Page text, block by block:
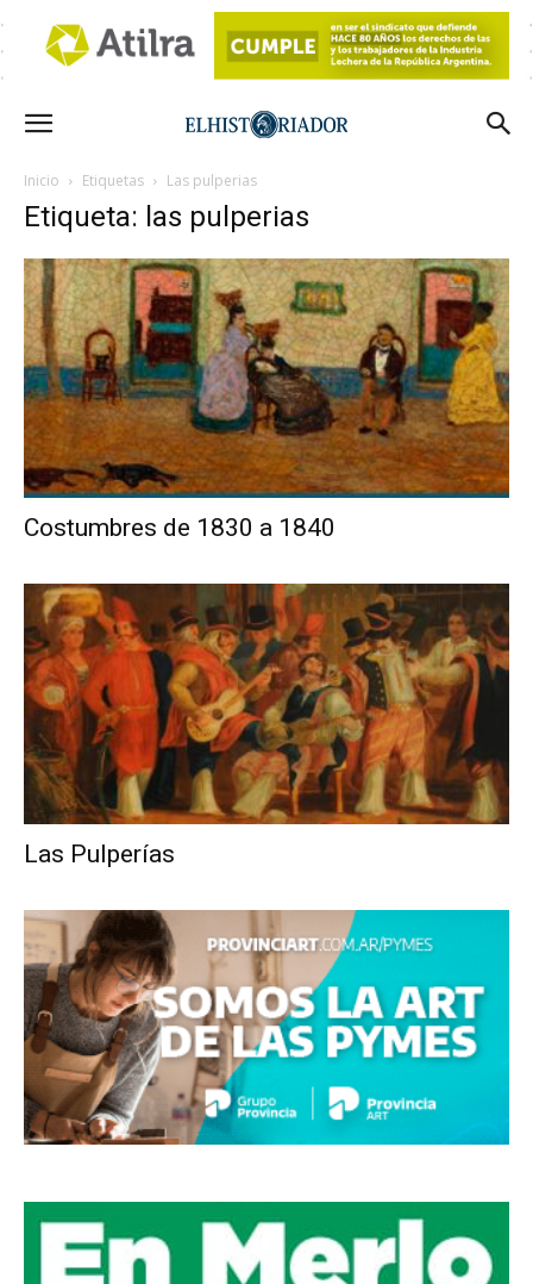
Inicio Etiquetas Las pulperias
Etiqueta: las pulperias
Costumbres de 1830 a 1840
Las Pulperías